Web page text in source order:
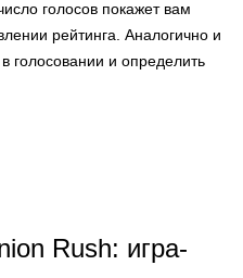
голосов покажет вам
рейтинга. Аналогично и
голосовании и определить
Rush: игра-